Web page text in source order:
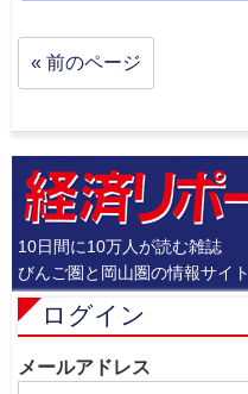
« 前のページ
10日間に10万人が読む雑誌
びんご圏と岡山圏の情報サイト
ログイン
メールアドレス